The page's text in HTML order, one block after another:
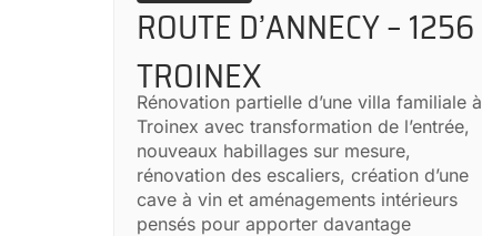
ROUTE D’ANNECY – 1256
TROINEX
Rénovation partielle d’une villa familiale à
Troinex avec transformation de l’entrée,
nouveaux habillages sur mesure,
rénovation des escaliers, création d’une
cave à vin et aménagements intérieurs
pensés pour apporter davantage